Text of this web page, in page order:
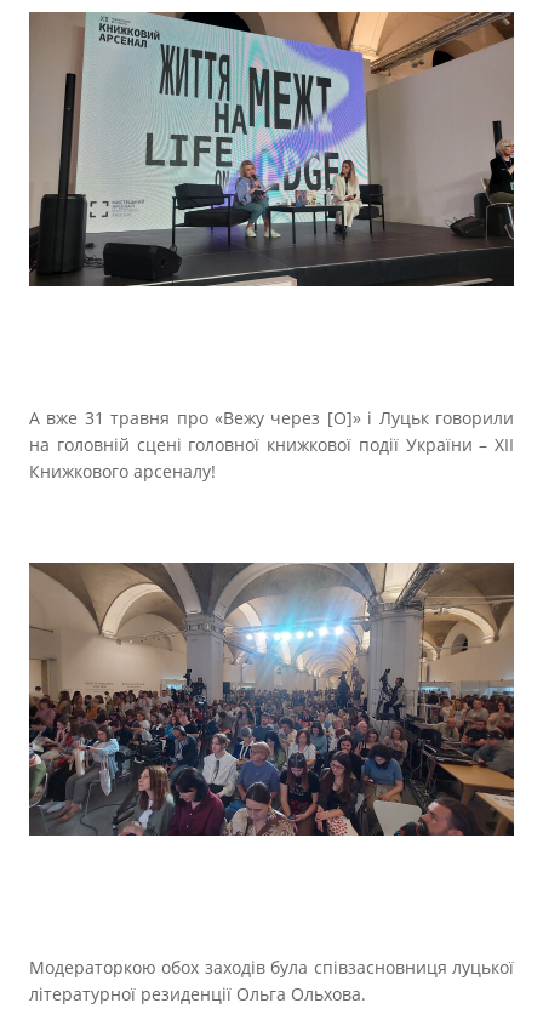
А вже 31 травня про «Вежу через [О]» і Луцьк говорили
на головній сцені головної книжкової події України – ХІІ
Книжкового арсеналу!
Модераторкою обох заходів була співзасновниця луцької
літературної резиденції Ольга Ольхова.